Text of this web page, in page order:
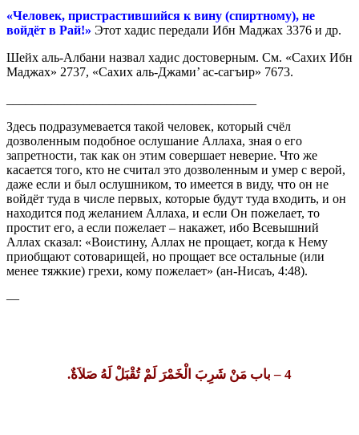
«Человек, пристрастившийся к вину (спиртному), не
войдёт в Рай!» Этот хадис передали Ибн Маджах 3376 и др.
Шейх аль-Албани назвал хадис достоверным. См. «Сахих Ибн
Маджах» 2737, «Сахих аль-Джами’ ас-сагъир» 7673.
Здесь подразумевается такой человек, который счёл
дозволенным подобное ослушание Аллаха, зная о его
запретности, так как он этим совершает неверие. Что же
касается того, кто не считал это дозволенным и умер с верой,
даже если и был ослушником, то имеется в виду, что он не
войдёт туда в числе первых, которые будут туда входить, и он
находится под желанием Аллаха, и если Он пожелает, то
простит его, а если пожелает – накажет, ибо Всевышний
Аллах сказал: «Воистину, Аллах не прощает, когда к Нему
приобщают сотоварищей, но прощает все остальные (или
менее тяжкие) грехи, кому пожелает» (ан-Нисаъ, 4:48).
—
4 – باب مَنْ شَرِبَ الْخَمْرَ لَمْ تُقْبَلْ لَهُ صَلاَةٌ.